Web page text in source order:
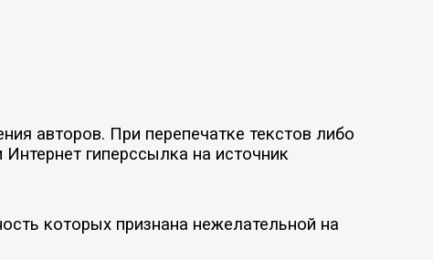
авторов. При перепечатке текстов либо
гиперссылка на источник
которых признана нежелательной на